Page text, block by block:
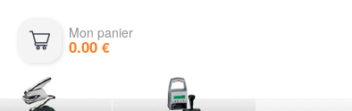
Mon panier
0.00€